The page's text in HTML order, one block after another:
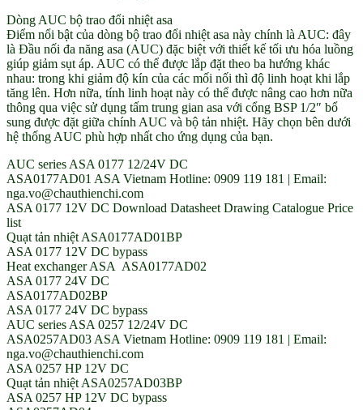
Dòng AUC bộ trao đổi nhiệt asa
Điểm nổi bật của dòng bộ trao đổi nhiệt asa này chính là AUC: đây
là Đầu nối đa năng asa (AUC) đặc biệt với thiết kế tối ưu hóa luồng
giúp giảm sụt áp. AUC có thể được lắp đặt theo ba hướng khác
nhau: trong khi giảm độ kín của các mối nối thì độ linh hoạt khi lắp
tăng lên. Hơn nữa, tính linh hoạt này có thể được nâng cao hơn nữa
thông qua việc sử dụng tấm trung gian asa với cổng BSP 1/2″ bổ
sung được đặt giữa chính AUC và bộ tản nhiệt. Hãy chọn bên dưới
hệ thống AUC phù hợp nhất cho ứng dụng của bạn.
AUC series ASA 0177 12/24V DC
ASA0177AD01 ASA Vietnam Hotline: 0909 119 181 | Email:
nga.vo@chauthienchi.com
ASA 0177 12V DC Download Datasheet Drawing Catalogue Price
list
Quạt tản nhiệt ASA0177AD01BP
ASA 0177 12V DC bypass
Heat exchanger ASA ASA0177AD02
ASA 0177 24V DC
ASA0177AD02BP
ASA 0177 24V DC bypass
AUC series ASA 0257 12/24V DC
ASA0257AD03 ASA Vietnam Hotline: 0909 119 181 | Email:
nga.vo@chauthienchi.com
ASA 0257 HP 12V DC
Quạt tản nhiệt ASA0257AD03BP
ASA 0257 HP 12V DC bypass